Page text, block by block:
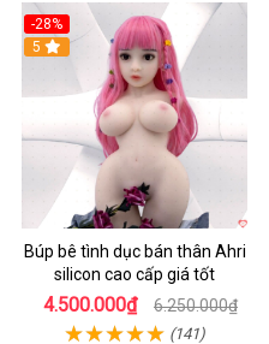
-28%
5
Búp bê tình dục bán thân Ahri
silicon cao cấp giá tốt
4.500.000₫ 6.250.000₫
(141)